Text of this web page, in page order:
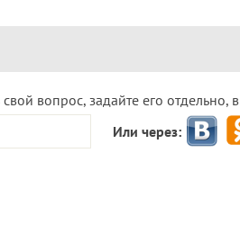
свой вопрос, задайте его отдельно, в
Или через: